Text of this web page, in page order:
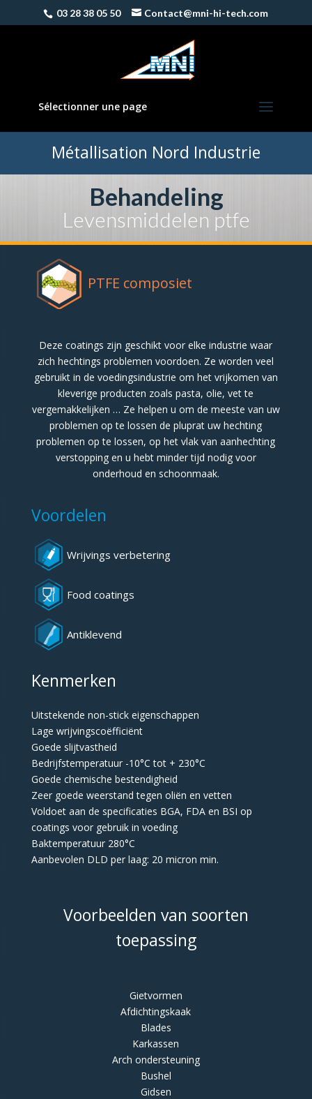
03 28 38 05 50 Contact@mni-hi-tech.com
Sélectionner une page
Métallisation Nord Industrie
Behandeling
Levensmiddelen ptfe
PTFE composiet
Deze coatings zijn geschikt voor elke industrie waar
zich hechtings problemen voordoen. Ze worden veel
gebruikt in de voedingsindustrie om het vrijkomen van
kleverige producten zoals pasta, olie, vet te
vergemakkelijken … Ze helpen u om de meeste van uw
problemen op te lossen de pluprat uw hechting
problemen op te lossen, op het vlak van aanhechting
verstopping en u hebt minder tijd nodig voor
onderhoud en schoonmaak.
Voordelen
Wrijvings verbetering
Food coatings
Antiklevend
Kenmerken
Uitstekende non-stick eigenschappen
Lage wrijvingscoëfficiënt
Goede slijtvastheid
Bedrijfstemperatuur -10°C tot + 230°C
Goede chemische bestendigheid
Zeer goede weerstand tegen oliën en vetten
Voldoet aan de specificaties BGA, FDA en BSI op
coatings voor gebruik in voeding
Baktemperatuur 280°C
Aanbevolen DLD per laag: 20 micron min.
Voorbeelden van soorten
toepassing
Gietvormen
Afdichtingskaak
Blades
Karkassen
Arch ondersteuning
Bushel
Gidsen